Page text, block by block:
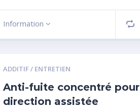
Information
ADDITIF / ENTRETIEN
Anti-fuite concentré pour
direction assistée